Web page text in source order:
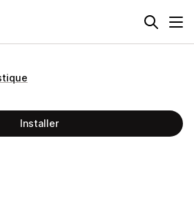
Installer